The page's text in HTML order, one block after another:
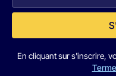
En cliquant sur s'inscrire,